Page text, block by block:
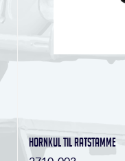
Hornkul til ratstamme